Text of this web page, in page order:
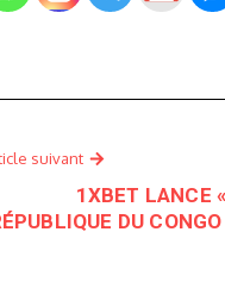
suivant
1XBET LANCE
DU